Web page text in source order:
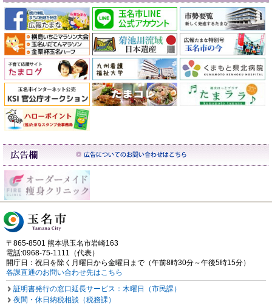
〒865-8501 熊本県玉名市岩崎163
電話:0968-75-1111（代表）
開庁日：祝日を除く月曜日から金曜日まで（午前8時30分～午後5時15分）
各課直通のお問い合わせ先はこちら
証明書発行の窓口延長サービス：木曜日（市民課）
夜間・休日納税相談（税務課）